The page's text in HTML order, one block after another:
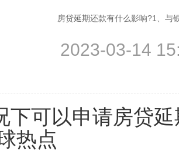
房贷延期还款有什么影响?1、与
2023-03-14
下可以申请房贷
热点